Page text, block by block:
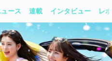
ース 連載 インタビュー レ